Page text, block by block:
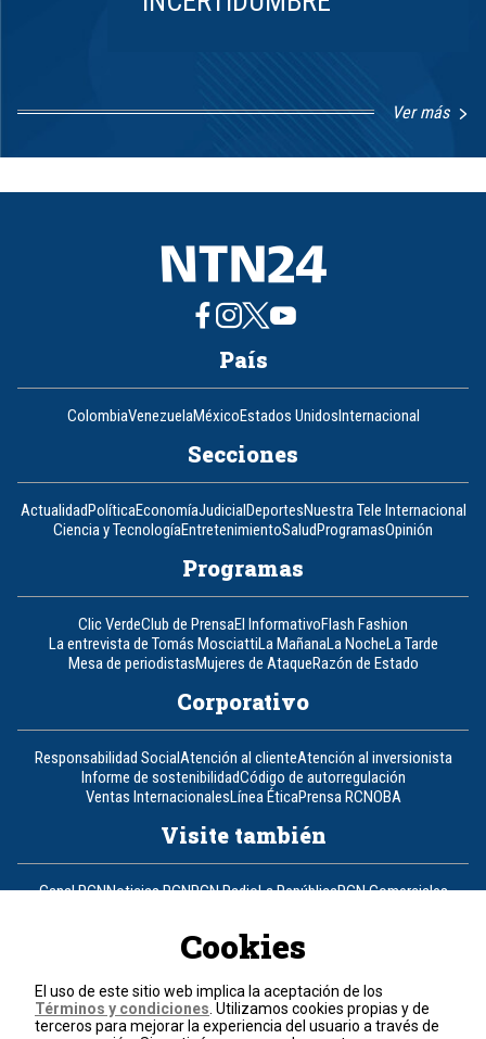
Ver más
8
País
ColombiaVenezuelaMéxicoEstados UnidosInternacional
Secciones
ActualidadPolíticaEconomíaJudicialDeportesNuestra Tele Internacional
Ciencia y TecnologíaEntretenimientoSaludProgramasOpinión
Programas
Clic VerdeClub de PrensaEl InformativoFlash Fashion
La entrevista de Tomás MosciattiLa MañanaLa NocheLa Tarde
Mesa de periodistasMujeres de AtaqueRazón de Estado
Corporativo
Responsabilidad SocialAtención al clienteAtención al inversionista
Informe de sostenibilidadCódigo de autorregulación
Ventas InternacionalesLínea ÉticaPrensa RCNOBA
Visite también
Canal RCNNoticias RCNRCN RadioLa RepúblicaRCN Comerciales
Un producto de RCN Televisión
Contáctenos
Teléfono+57 (601) 426 92 92
Cookies
El uso de este sitio web implica la aceptación de los
Términos y condiciones . Utilizamos cookies propias y de
terceros para mejorar la experiencia del usuario a través de